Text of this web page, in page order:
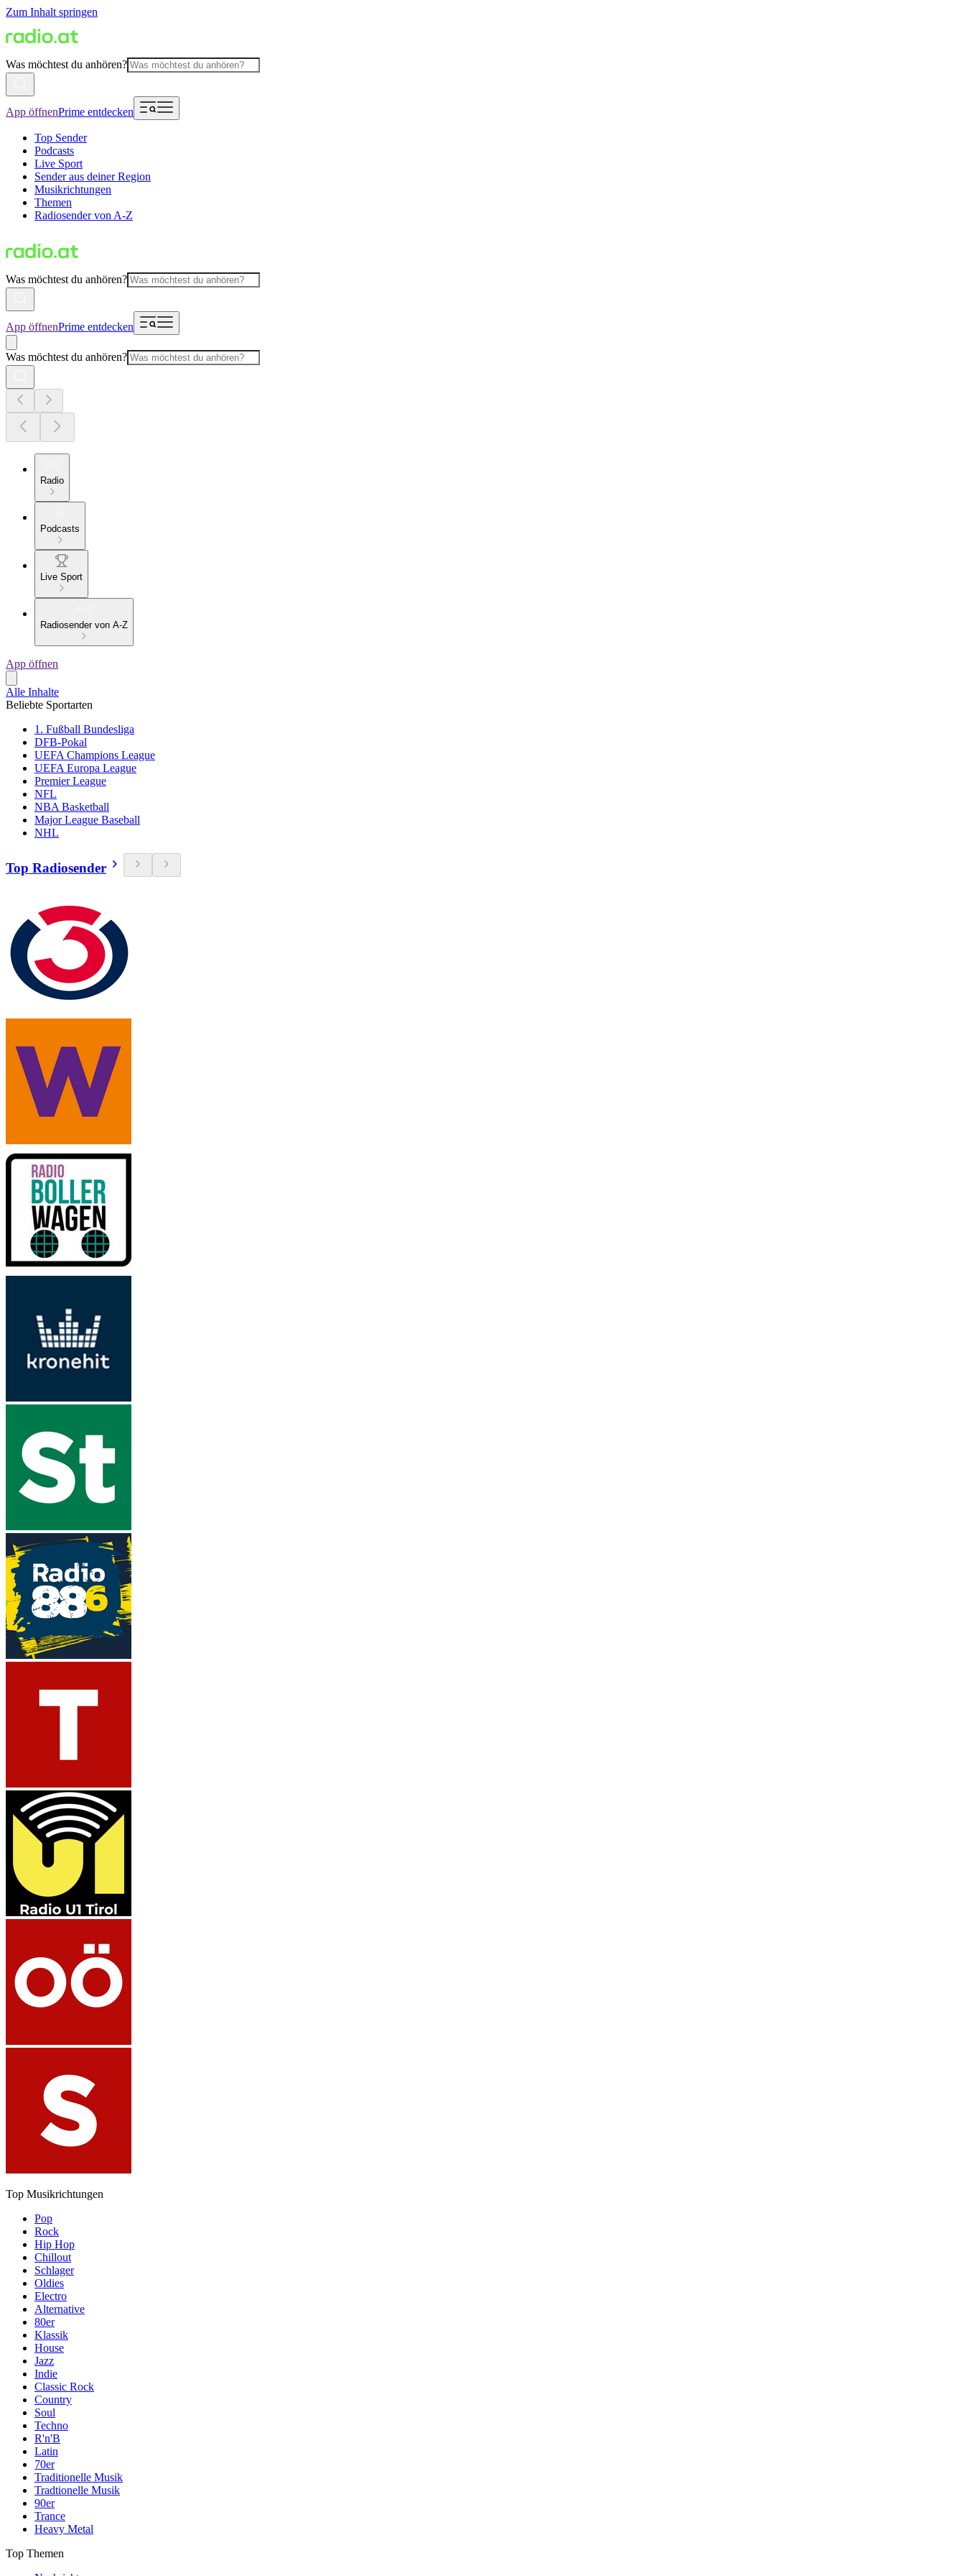
Zum Inhalt springen
Was möchtest du anhören?
App öffnenPrime entdecken
Top Sender
Podcasts
Live Sport
Sender aus deiner Region
Musikrichtungen
Themen
Radiosender von A-Z
Was möchtest du anhören?
App öffnenPrime entdecken
Was möchtest du anhören?
Radio
Podcasts
Live Sport
Radiosender von A-Z
App öffnen
Alle Inhalte
Beliebte Sportarten
1. Fußball Bundesliga
DFB-Pokal
UEFA Champions League
UEFA Europa League
Premier League
NFL
NBA Basketball
Major League Baseball
NHL
Top Radiosender
Top Musikrichtungen
Pop
Rock
Hip Hop
Chillout
Schlager
Oldies
Electro
Alternative
80er
Klassik
House
Jazz
Indie
Classic Rock
Country
Soul
Techno
R'n'B
Latin
70er
Traditionelle Musik
Tradtionelle Musik
90er
Trance
Heavy Metal
Top Themen